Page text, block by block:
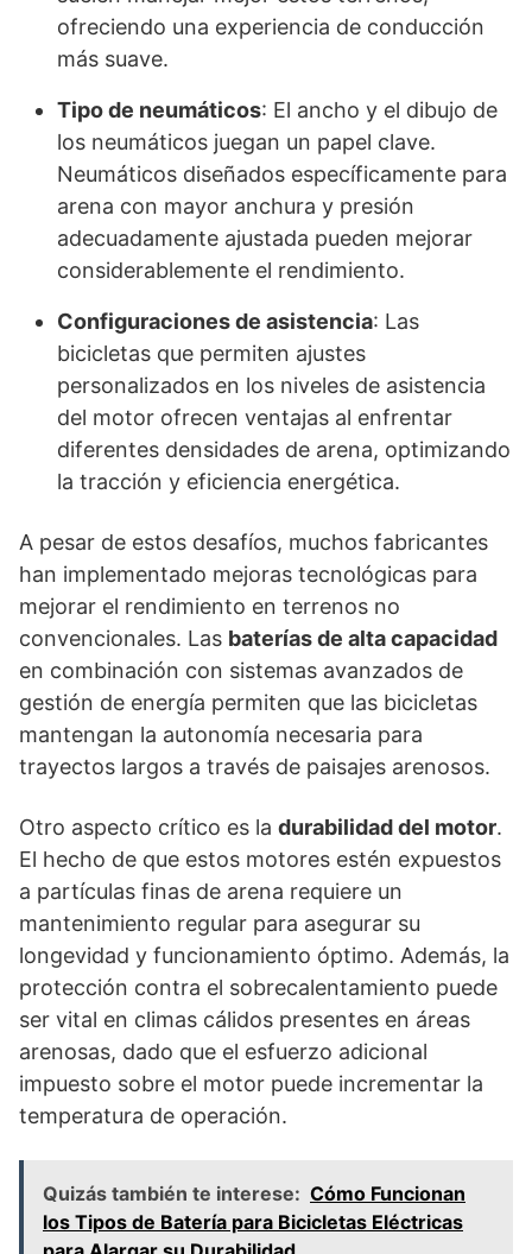
ofreciendo una experiencia de conducción
más suave.
Tipo de neumáticos: El ancho y el dibujo de
los neumáticos juegan un papel clave.
Neumáticos diseñados específicamente para
arena con mayor anchura y presión
adecuadamente ajustada pueden mejorar
considerablemente el rendimiento.
Configuraciones de asistencia: Las
bicicletas que permiten ajustes
personalizados en los niveles de asistencia
del motor ofrecen ventajas al enfrentar
diferentes densidades de arena, optimizando
la tracción y eficiencia energética.
A pesar de estos desafíos, muchos fabricantes
han implementado mejoras tecnológicas para
mejorar el rendimiento en terrenos no
convencionales. Las baterías de alta capacidad
en combinación con sistemas avanzados de
gestión de energía permiten que las bicicletas
mantengan la autonomía necesaria para
trayectos largos a través de paisajes arenosos.
Otro aspecto crítico es la durabilidad del motor.
El hecho de que estos motores estén expuestos
a partículas finas de arena requiere un
mantenimiento regular para asegurar su
longevidad y funcionamiento óptimo. Además, la
protección contra el sobrecalentamiento puede
ser vital en climas cálidos presentes en áreas
arenosas, dado que el esfuerzo adicional
impuesto sobre el motor puede incrementar la
temperatura de operación.
Quizás también te interese: Cómo Funcionan
los Tipos de Batería para Bicicletas Eléctricas